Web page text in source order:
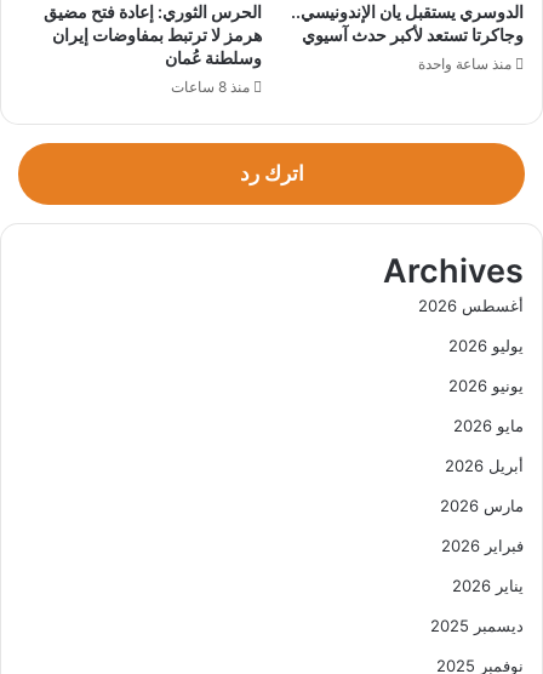
الدوسري يستقبل يان الإندونيسي..
وجاكرتا تستعد لأكبر حدث آسيوي
منذ ساعة واحدة
الحرس الثوري: إعادة فتح مضيق
هرمز لا ترتبط بمفاوضات إيران
وسلطنة عُمان
منذ 8 ساعات
اترك رد
Archives
أغسطس 2026
يوليو 2026
يونيو 2026
مايو 2026
أبريل 2026
مارس 2026
فبراير 2026
يناير 2026
ديسمبر 2025
نوفمبر 2025